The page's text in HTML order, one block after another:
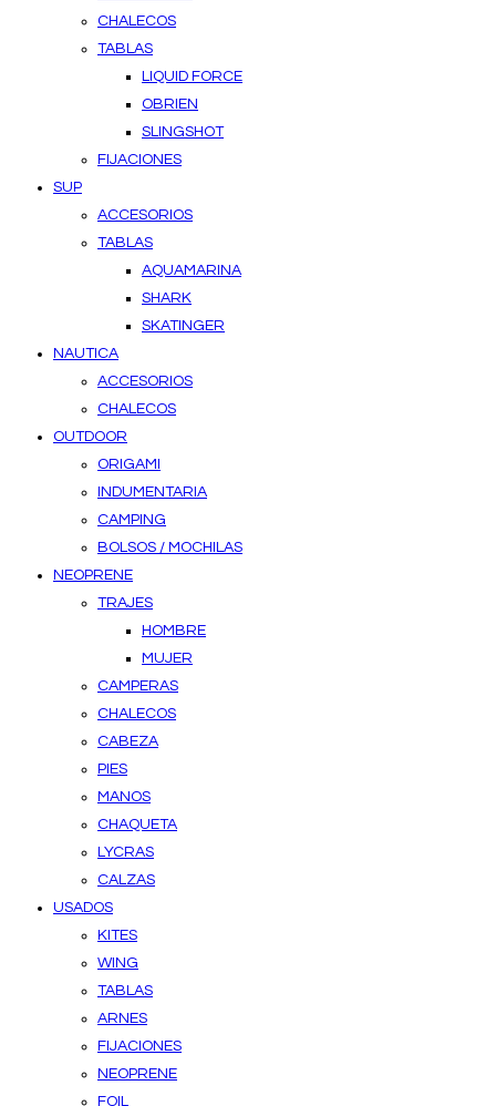
CHALECOS
TABLAS
LIQUID FORCE
OBRIEN
SLINGSHOT
FIJACIONES
SUP
ACCESORIOS
TABLAS
AQUAMARINA
SHARK
SKATINGER
NAUTICA
ACCESORIOS
CHALECOS
OUTDOOR
ORIGAMI
INDUMENTARIA
CAMPING
BOLSOS / MOCHILAS
NEOPRENE
TRAJES
HOMBRE
MUJER
CAMPERAS
CHALECOS
CABEZA
PIES
MANOS
CHAQUETA
LYCRAS
CALZAS
USADOS
KITES
WING
TABLAS
ARNES
FIJACIONES
NEOPRENE
FOIL